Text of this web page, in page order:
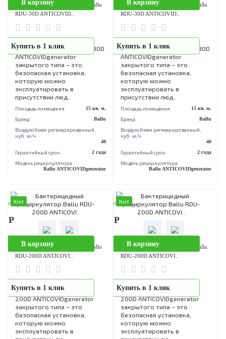
Хит
Бактерицидный рециркулятор Ballu
RDU-30D ANTICOVID..
Бактерицидный
рециркулятор Ballu RDU-30D
ANTICOVIDgenerator
закрытого типа – это
которую можно
эксплуатировать в
присутствии люд..
Бренд Ballu
Воздухобмен pегенерированный,
куб. м/ч
40
Гарантийный срок
Модель рециркулятора
Ballu ANTICOVIDgenerator
Р
В корзину
Купить в 1 клик
Хит
Бактерицидный рециркулятор
RDU-30D ANTICOVID..
Бактерицидный
рециркулятор Ballu RDU-
ANTICOVIDgenerator
закрытого типа – это
безопасная установка,
которую можно
присутствии люд..
Бренд
Воздухобмен pегенерированный,
куб. м/ч
Гарантийный срок
Модель рециркулятора
Ballu
В наличии
7 990 Р
В корзину
Купить в 1 клик
Хит
Бактерицидный рециркулятор Ballu
Р
В корзину
Хит
Бактерицидный рециркулятор
В наличии
18 990 Р
В корзину